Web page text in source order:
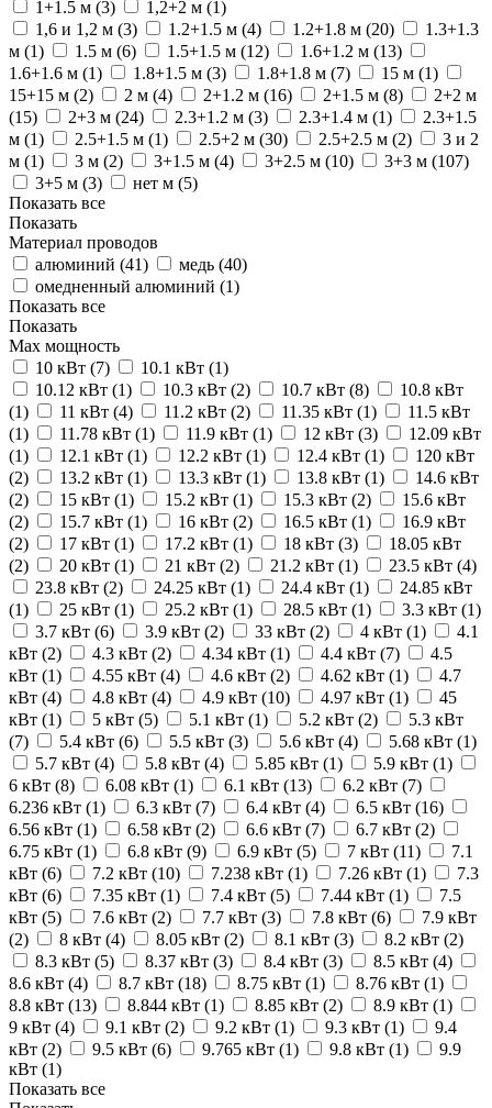
1+1.5 м (3) 1,2+2 м (1)
1,6 и 1,2 м (3) 1.2+1.5 м (4) 1.2+1.8 м (20)
1.3+1.3
м (1) 1.5 м (6) 1.5+1.5 м (12) 1.6+1.2 м (13)
1.6+1.6 м (1) 1.8+1.5 м (3) 1.8+1.8 м (7) 15 м (1)
15+15 м (2) 2 м (4) 2+1.2 м (16) 2+1.5 м (8)
2+2 м
(15) 2+3 м (24) 2.3+1.2 м (3) 2.3+1.4 м (1)
2.3+1.5
м (1) 2.5+1.5 м (1) 2.5+2 м (30) 2.5+2.5 м (2)
3 и 2
м (1) 3 м (2) 3+1.5 м (4) 3+2.5 м (10) 3+3 м (107)
3+5 м (3) нет м (5)
Показать все
Показать
Материал проводов
алюминий (41) медь (40)
омедненный алюминий (1)
Показать все
Показать
Max мощность
10 кВт (7) 10.1 кВт (1)
10.12 кВт (1) 10.3 кВт (2) 10.7 кВт (8)
10.8 кВт
(1) 11 кВт (4) 11.2 кВт (2) 11.35 кВт (1)
11.5 кВт
(1) 11.78 кВт (1) 11.9 кВт (1) 12 кВт (3)
12.09 кВт
(1) 12.1 кВт (1) 12.2 кВт (1) 12.4 кВт (1)
120 кВт
(2) 13.2 кВт (1) 13.3 кВт (1) 13.8 кВт (1)
14.6 кВт
(2) 15 кВт (1) 15.2 кВт (1) 15.3 кВт (2)
15.6 кВт
(2) 15.7 кВт (1) 16 кВт (2) 16.5 кВт (1)
16.9 кВт
(2) 17 кВт (1) 17.2 кВт (1) 18 кВт (3)
18.05 кВт
(2) 20 кВт (1) 21 кВт (2) 21.2 кВт (1) 23.5 кВт (4)
23.8 кВт (2) 24.25 кВт (1) 24.4 кВт (1)
24.85 кВт
(1) 25 кВт (1) 25.2 кВт (1) 28.5 кВт (1) 3.3 кВт (1)
3.7 кВт (6) 3.9 кВт (2) 33 кВт (2) 4 кВт (1)
4.1
кВт (2) 4.3 кВт (2) 4.34 кВт (1) 4.4 кВт (7)
4.5
кВт (1) 4.55 кВт (4) 4.6 кВт (2) 4.62 кВт (1)
4.7
кВт (4) 4.8 кВт (4) 4.9 кВт (10) 4.97 кВт (1)
45
кВт (1) 5 кВт (5) 5.1 кВт (1) 5.2 кВт (2)
5.3 кВт
(7) 5.4 кВт (6) 5.5 кВт (3) 5.6 кВт (4) 5.68 кВт (1)
5.7 кВт (4) 5.8 кВт (4) 5.85 кВт (1) 5.9 кВт (1)
6 кВт (8) 6.08 кВт (1) 6.1 кВт (13) 6.2 кВт (7)
6.236 кВт (1) 6.3 кВт (7) 6.4 кВт (4) 6.5 кВт (16)
6.56 кВт (1) 6.58 кВт (2) 6.6 кВт (7) 6.7 кВт (2)
6.75 кВт (1) 6.8 кВт (9) 6.9 кВт (5) 7 кВт (11)
7.1
кВт (6) 7.2 кВт (10) 7.238 кВт (1) 7.26 кВт (1)
7.3
кВт (6) 7.35 кВт (1) 7.4 кВт (5) 7.44 кВт (1)
7.5
кВт (5) 7.6 кВт (2) 7.7 кВт (3) 7.8 кВт (6)
7.9 кВт
(2) 8 кВт (4) 8.05 кВт (2) 8.1 кВт (3) 8.2 кВт (2)
8.3 кВт (5) 8.37 кВт (3) 8.4 кВт (3) 8.5 кВт (4)
8.6 кВт (4) 8.7 кВт (18) 8.75 кВт (1) 8.76 кВт (1)
8.8 кВт (13) 8.844 кВт (1) 8.85 кВт (2) 8.9 кВт (1)
9 кВт (4) 9.1 кВт (2) 9.2 кВт (1) 9.3 кВт (1)
9.4
кВт (2) 9.5 кВт (6) 9.765 кВт (1) 9.8 кВт (1)
9.9
кВт (1)
Показать все